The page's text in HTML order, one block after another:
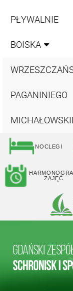
PŁYWALNIE
BOISKA
PAGANINIEGO
NOCLEGI
ZAJĘĆ